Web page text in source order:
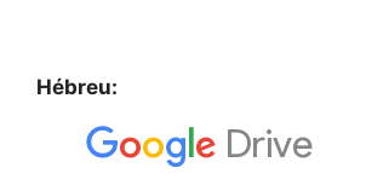
Hébreu: